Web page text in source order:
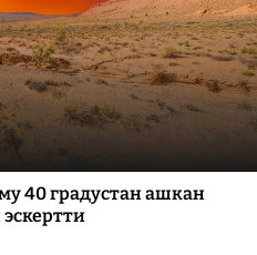
40 градустан ашкан